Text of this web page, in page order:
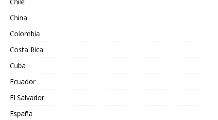
China
Colombia
Costa Rica
Cuba
Ecuador
El Salvador
España